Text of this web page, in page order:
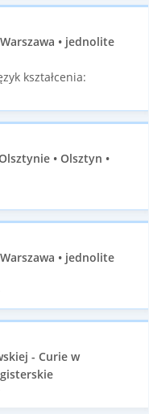
• jednolite
kształcenia:
• Olsztyn •
• jednolite
- Curie w